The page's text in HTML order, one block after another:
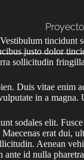
tincidunt
justo dolor
sollicitudin
Duis vitae
in a magna.
sodales elit.
erat dui,
Aenean
ante id nulla